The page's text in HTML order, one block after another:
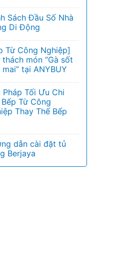
Sách Đầu Số Nhà
Di Động
Từ Công Nghiệp]
thách món “Gà sốt
mai” tại ANYBUY
Pháp Tối Ưu Chi
Bếp Từ Công
Thay Thế Bếp
dẫn cài đặt tủ
Berjaya